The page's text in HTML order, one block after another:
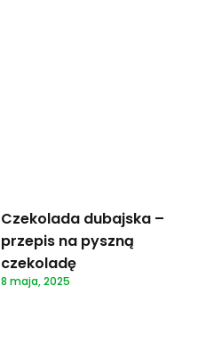
Czekolada dubajska –
przepis na pyszną
czekoladę
8 maja, 2025